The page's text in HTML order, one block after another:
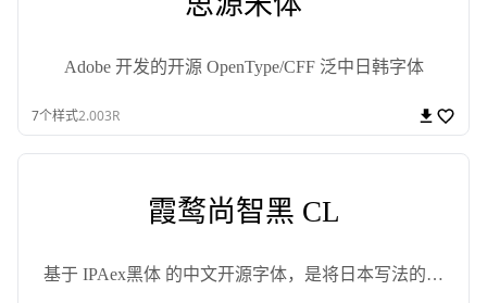
Adobe 开发的开源 OpenType/CFF 泛中日韩字体
7个样式2.003R
霞鹜尚智黑 CL
基于 IPAex黑体 的中文开源字体，是将日本写法的字